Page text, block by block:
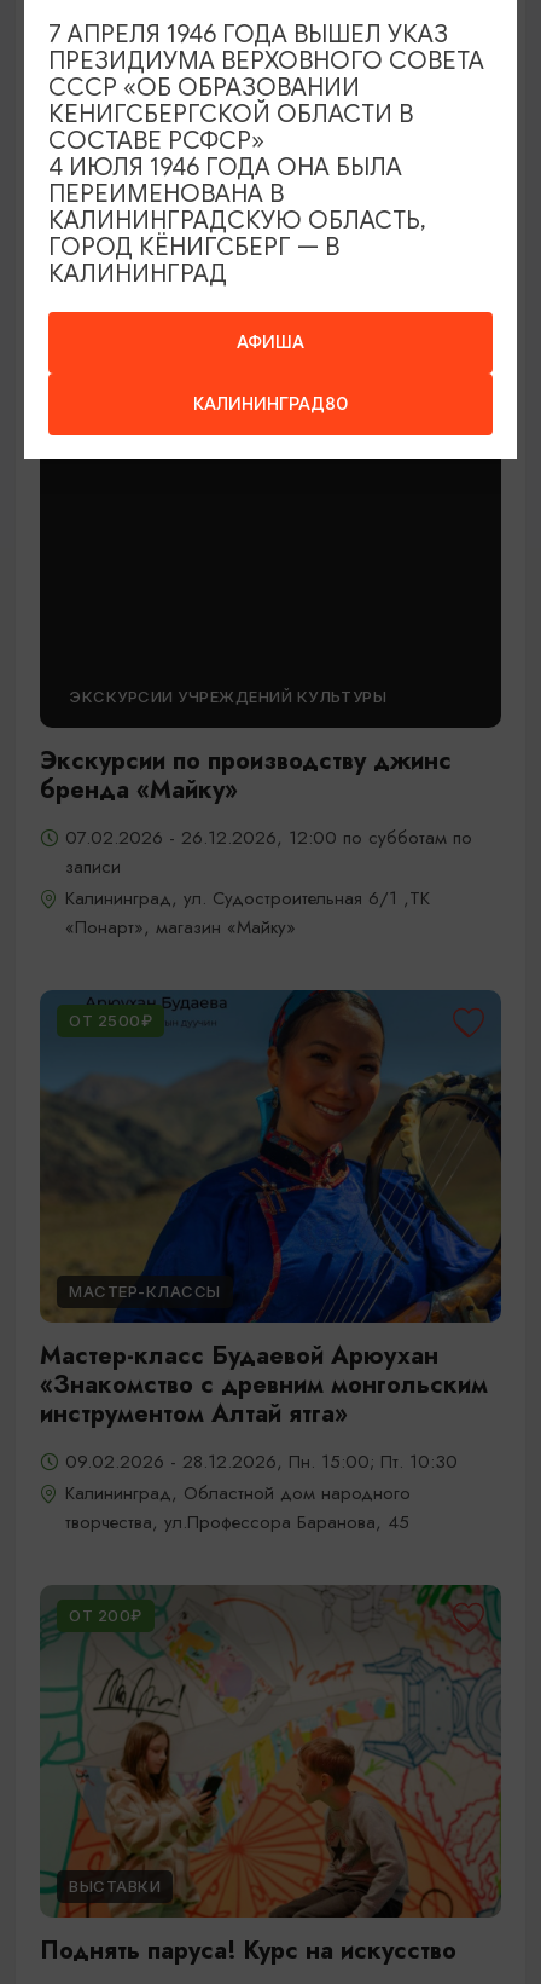
МАСТЕР-КЛАССЫ
Мастер-классы по керамике Елены
Бодяковой
Калининград, ул. Баранова, 45
ЭКСКУРСИИ УЧРЕЖДЕНИЙ КУЛЬТУРЫ
Экскурсии по производству джинс
бренда «Майку»
07.02.2026 - 26.12.2026, 12:00 по субботам по
записи
Калининград, ул. Судостроительная 6/1 ,ТК
«Понарт», магазин «Майку»
ОТ 2500₽
МАСТЕР-КЛАССЫ
Мастер-класс Будаевой Арюухан
«Знакомство с древним монгольским
инструментом Алтай ятга»
09.02.2026 - 28.12.2026, Пн. 15:00; Пт. 10:30
Калининград, Областной дом народного
творчества, ул.Профессора Баранова, 45
ОТ 200₽
ВЫСТАВКИ
Поднять паруса! Курс на искусство
АФИША
КАЛИНИНГРАД80
7 АПРЕЛЯ 1946 ГОДА ВЫШЕЛ УКАЗ
ПРЕЗИДИУМА ВЕРХОВНОГО СОВЕТА
СССР «ОБ ОБРАЗОВАНИИ
КЕНИГСБЕРГСКОЙ ОБЛАСТИ В
СОСТАВЕ РСФСР»
4 ИЮЛЯ 1946 ГОДА ОНА БЫЛА
ПЕРЕИМЕНОВАНА В
КАЛИНИНГРАДСКУЮ ОБЛАСТЬ,
ГОРОД КЁНИГСБЕРГ — В
КАЛИНИНГРАД